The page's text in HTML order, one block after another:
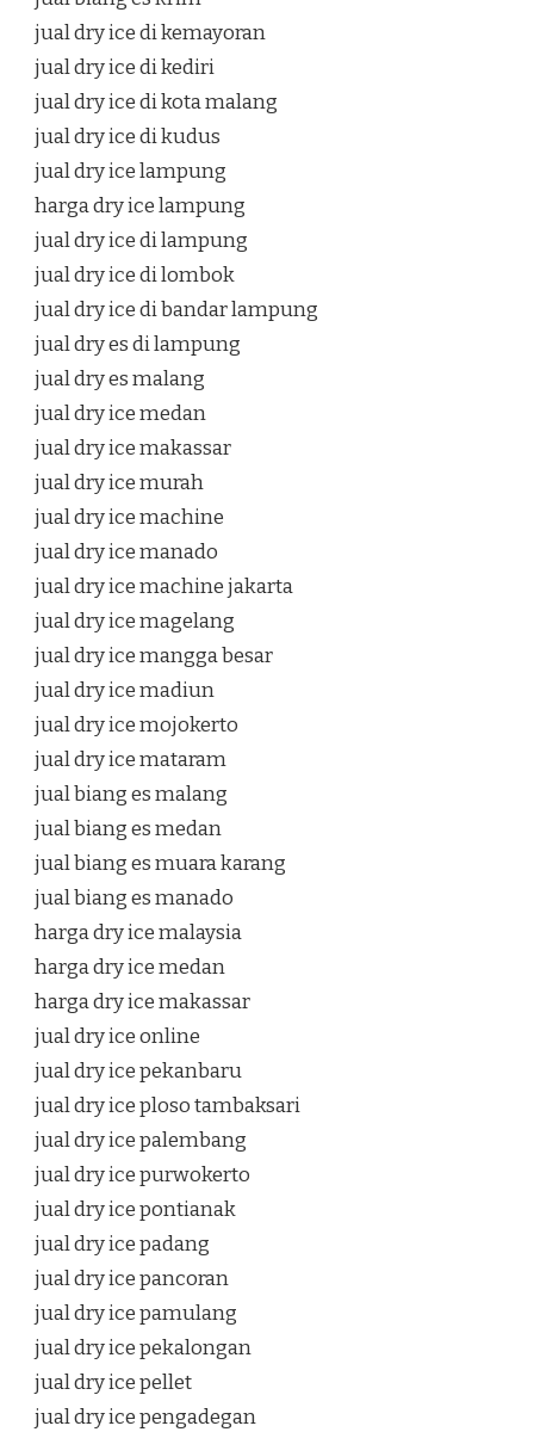
jual dry ice di kemayoran
jual dry ice di kediri
jual dry ice di kota malang
jual dry ice di kudus
jual dry ice lampung
harga dry ice lampung
jual dry ice di lampung
jual dry ice di lombok
jual dry ice di bandar lampung
jual dry es di lampung
jual dry es malang
jual dry ice medan
jual dry ice makassar
jual dry ice murah
jual dry ice machine
jual dry ice manado
jual dry ice machine jakarta
jual dry ice magelang
jual dry ice mangga besar
jual dry ice madiun
jual dry ice mojokerto
jual dry ice mataram
jual biang es malang
jual biang es medan
jual biang es muara karang
jual biang es manado
harga dry ice malaysia
harga dry ice medan
harga dry ice makassar
jual dry ice online
jual dry ice pekanbaru
jual dry ice ploso tambaksari
jual dry ice palembang
jual dry ice purwokerto
jual dry ice pontianak
jual dry ice padang
jual dry ice pancoran
jual dry ice pamulang
jual dry ice pekalongan
jual dry ice pellet
jual dry ice pengadegan